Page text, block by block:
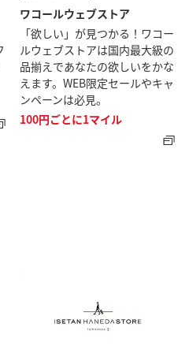
ワコールウェブストア
「欲しい」が見つかる！ワコー
ルウェブストアは国内最大級の
品揃えであなたの欲しいをかな
えます。WEB限定セールやキャ
ンペーンは必見。
100円ごとに1マイル